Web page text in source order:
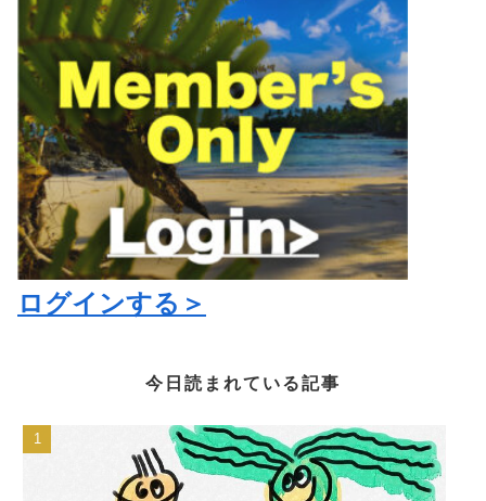
ログインする＞
今日読まれている記事